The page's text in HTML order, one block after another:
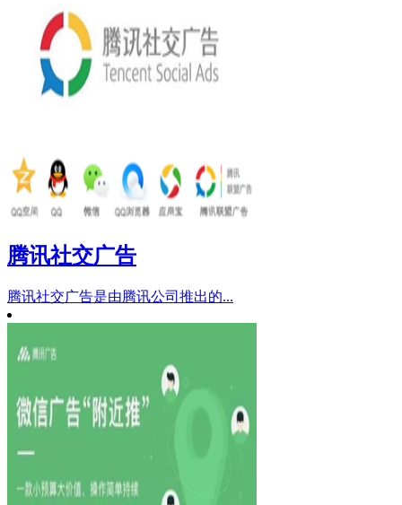
腾讯社交广告
腾讯社交广告是由腾讯公司推出的...